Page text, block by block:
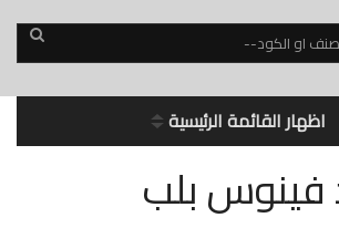
اظهار القائمة الرئيسية
فينوس بلب